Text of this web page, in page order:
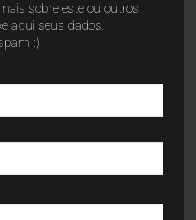
sobre este ou outros
aqui seus dados.
:)